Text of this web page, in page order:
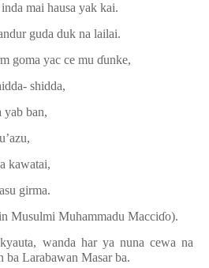
mai hausa yak kai.
guda duk na lailai.
goma yac ce mu ɗunke,
shidda,
yab ban,
kawatai,
girma.
Musulmi Muhammadu Macciɗo).
wanda har ya nuna cewa na
ba Larabawan Masar ba.